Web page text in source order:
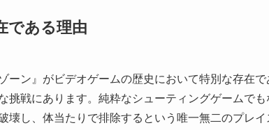
である理由
ゾーン』がビデオゲームの歴史において特別な存在
挑戦にあります。純粋なシューティングゲームで
壊し、体当たりで排除するという唯一無二のプレ